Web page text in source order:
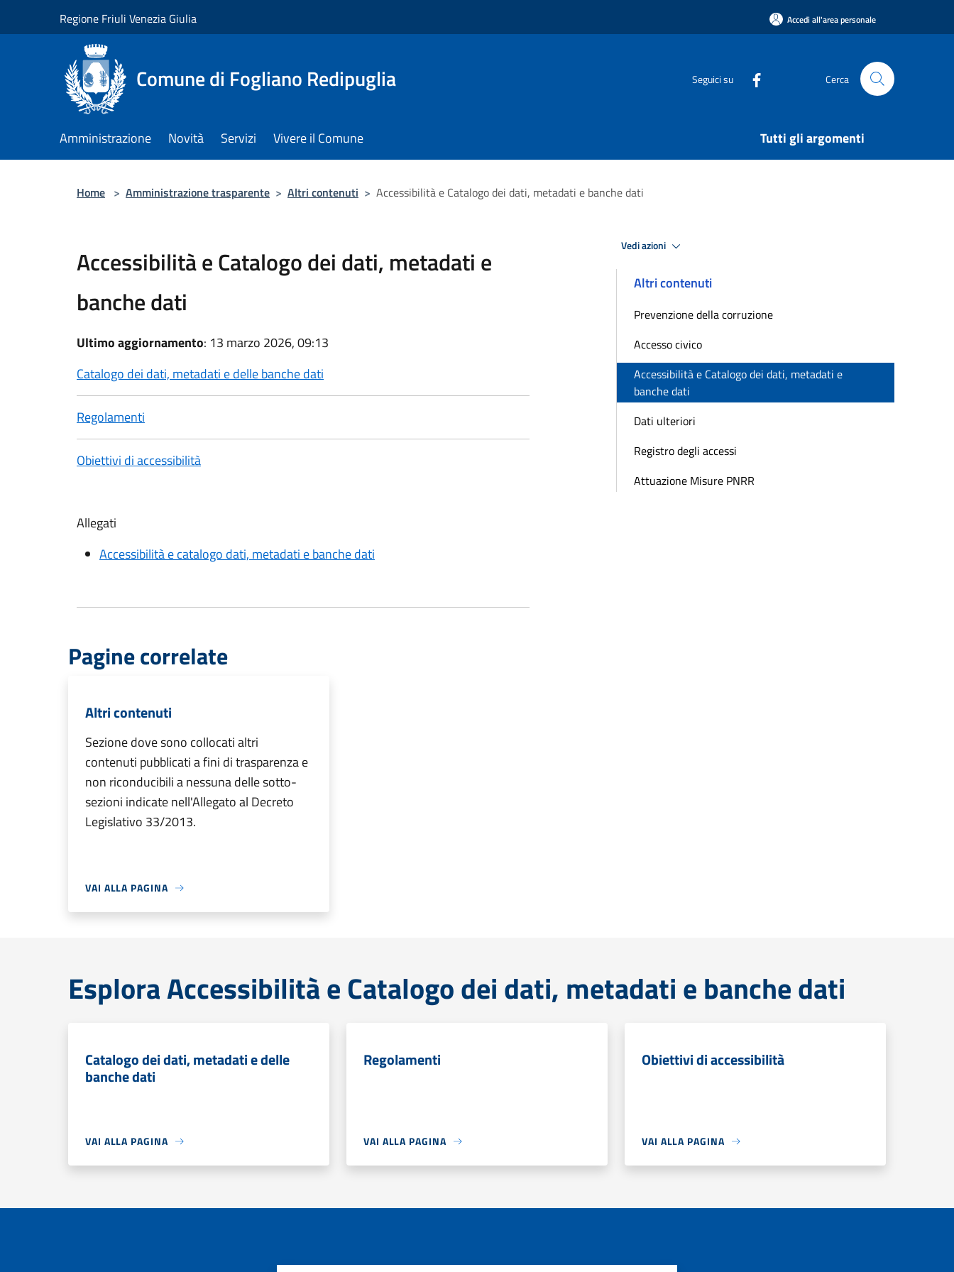
Regione Friuli Venezia Giulia Accedi all'area personale
Comune di Fogliano Redipuglia Seguici su Cerca
Amministrazione Novità Servizi Vivere il Comune Tutti gli argomenti
Home > Amministrazione trasparente > Altri contenuti > Accessibilità e Catalogo dei dati, metadati e banche dati
Accessibilità e Catalogo dei dati, metadati e
banche dati
Ultimo aggiornamento: 13 marzo 2026, 09:13
Catalogo dei dati, metadati e delle banche dati
Regolamenti
Obiettivi di accessibilità
Allegati
Accessibilità e catalogo dati, metadati e banche dati
Vedi azioni
Altri contenuti
Prevenzione della corruzione
Accesso civico
Accessibilità e Catalogo dei dati, metadati e
banche dati
Dati ulteriori
Registro degli accessi
Attuazione Misure PNRR
Pagine correlate
Altri contenuti
Sezione dove sono collocati altri
contenuti pubblicati a fini di trasparenza e
non riconducibili a nessuna delle sotto-
sezioni indicate nell'Allegato al Decreto
Legislativo 33/2013.
VAI ALLA PAGINA
Esplora Accessibilità e Catalogo dei dati, metadati e banche dati
Catalogo dei dati, metadati e delle
banche dati
VAI ALLA PAGINA
Regolamenti
VAI ALLA PAGINA
Obiettivi di accessibilità
VAI ALLA PAGINA